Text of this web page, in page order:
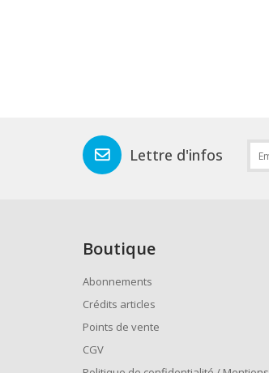
Lettre d'infos
Boutique
Abonnements
Crédits articles
Points de vente
CGV